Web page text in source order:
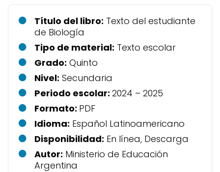
Título del libro: Texto del estudiante
de Biología
Tipo de material: Texto escolar
Grado: Quinto
Nivel: Secundaria
Periodo escolar: 2024 – 2025
Formato: PDF
Idioma: Español Latinoamericano
Disponibilidad: En línea, Descarga
Autor: Ministerio de Educación
Argentina